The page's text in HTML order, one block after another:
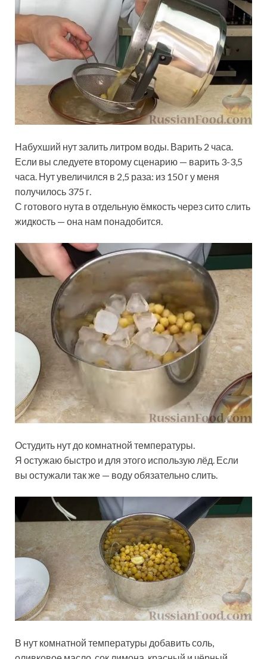
Набухший нут залить литром воды. Варить 2 часа.
Если вы следуете второму сценарию — варить 3-3,5
часа. Нут увеличился в 2,5 раза: из 150 г у меня
получилось 375 г.
С готового нута в отдельную ёмкость через сито слить
жидкость — она нам понадобится.
Остудить нут до комнатной температуры.
Я остужаю быстро и для этого использую лёд. Если
вы остужали так же — воду обязательно слить.
В нут комнатной температуры добавить соль,